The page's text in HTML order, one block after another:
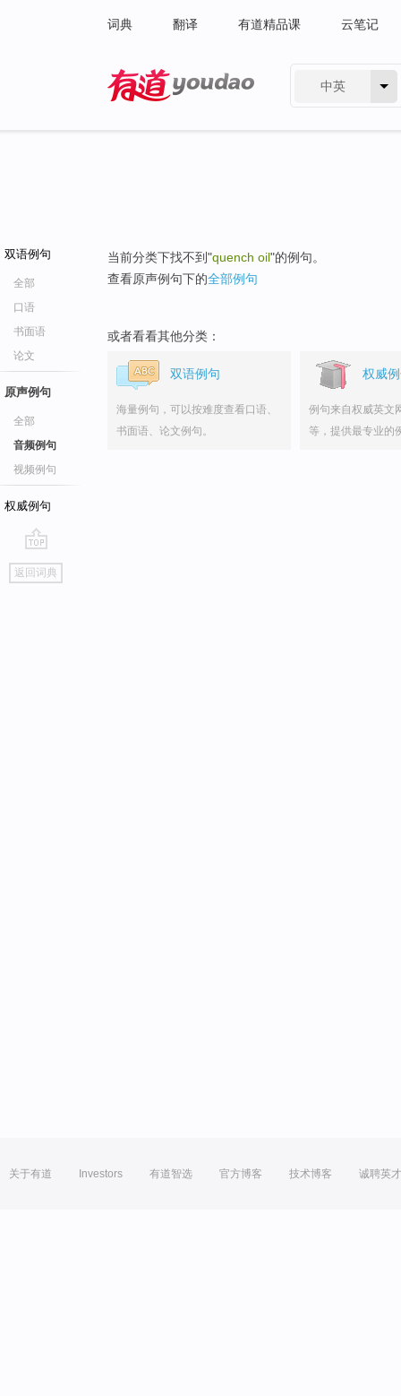
词典 翻译 有道精品课 云笔记
中英
双语例句
全部
口语
书面语
论文
原声例句
全部
音频例句
视频例句
权威例句
go
top
返回词典
当前分类下找不到"quench oil"的例句。
查看原声例句下的全部例句
或者看看其他分类：
双语例句
海量例句，可以按难度查看口语、
书面语、论文例句。
权威
例句来自权威英文
等，提供最专业的
关于有道 Investors 有道智选 官方博客 技术博客 诚聘英才